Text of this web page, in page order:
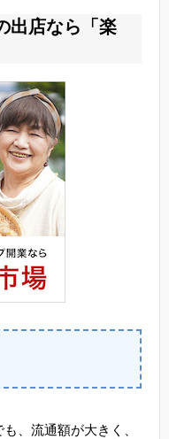
出店なら「楽
、流通額が大きく、